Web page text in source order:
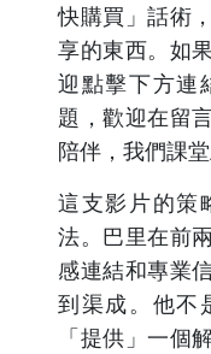
快購買」話術
享的東西。如
迎點擊下方連
題，歡迎在留
陪伴，我們課堂
這支影片的策
法。巴里在前
感連結和專業
到渠成。他不
「提供」一個